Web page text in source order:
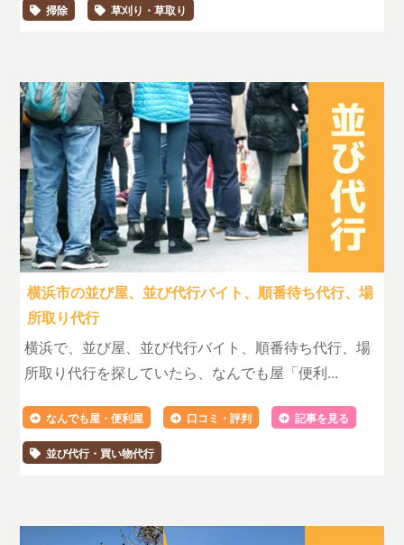
掃除 草刈り・草取り
横浜市の並び屋、並び代行バイト、順番待ち代行、場
所取り代行
横浜で、並び屋、並び代行バイト、順番待ち代行、場
所取り代行を探していたら、なんでも屋「便利...
なんでも屋・便利屋 口コミ・評判 記事を見る
並び代行・買い物代行